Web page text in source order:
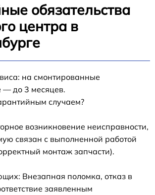
обязательства
центра в
на смонтированные
до 3 месяцев.
случаем?
возникновение неисправности,
связан с выполненной работой
монтаж запчасти).
Внезапная поломка, отказ в
заявленным